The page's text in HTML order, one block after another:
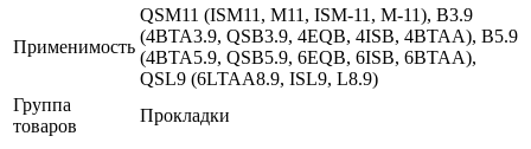
Применимость
QSM11 (ISM11, M11, ISM-11, M-11), B3.9
(4BTA3.9, QSB3.9, 4EQB, 4ISB, 4BTAA), B5.9
(4BTA5.9, QSB5.9, 6EQB, 6ISB, 6BTAA),
QSL9 (6LTAA8.9, ISL9, L8.9)
Группа
товаров
Прокладки